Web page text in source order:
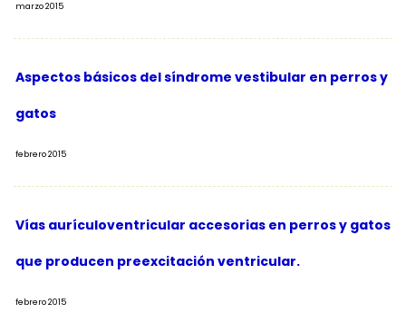
marzo 2015
Aspectos básicos del síndrome vestibular en perros y
gatos
febrero 2015
Vías aurículoventricular accesorias en perros y gatos
que producen preexcitación ventricular.
febrero 2015